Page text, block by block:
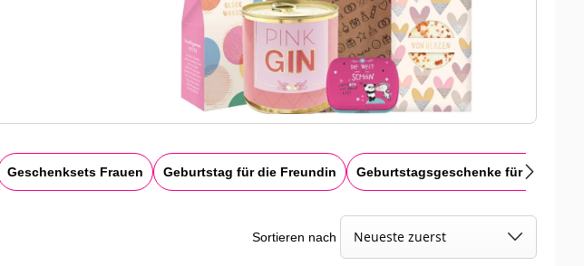
Geschenksets Frauen Geburtstag für die Freundin Geburtstagsgeschenke für Mütter
Sortieren nach